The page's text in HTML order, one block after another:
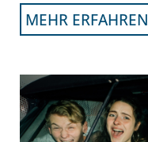
MEHR ERFAHREN